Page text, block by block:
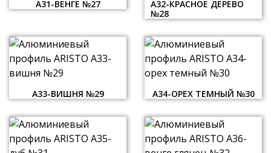
А31-ВЕНГЕ №27
А32-КРАСНОЕ ДЕРЕВО
№28
А33-ВИШНЯ №29 А34-ОРЕХ ТЕМНЫЙ №30